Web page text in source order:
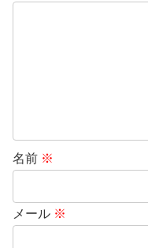
名前 ※
メール ※